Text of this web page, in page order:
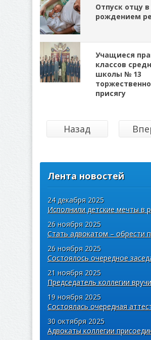
Отпуск отцу в
рождением
Учащиеся
классов
школы № 13
присягу
Назад
Лента новостей
24 декабря 2025
26 ноября 2025
26 ноября 2025
21 ноября 2025
19 ноября 2025
30 октября 2025